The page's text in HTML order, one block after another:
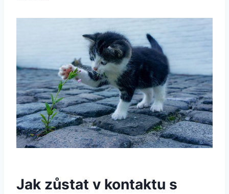
Jak zůstat v kontaktu s